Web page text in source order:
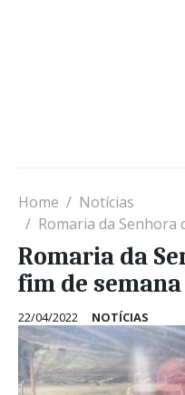
Home
Notícias
Romaria da Senhora da
Romaria da
fim de
22/04/2022 NOTÍCIAS